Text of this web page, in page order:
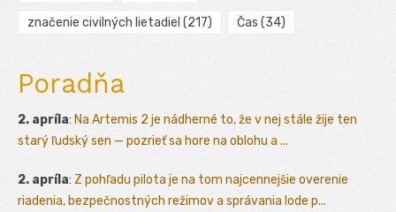
značenie civilných lietadiel (217) Čas (34)
Poradňa
2. apríla: Na Artemis 2 je nádherné to, že v nej stále žije ten
starý ľudský sen — pozrieť sa hore na oblohu a ...
2. apríla: Z pohľadu pilota je na tom najcennejšie overenie
riadenia, bezpečnostných režimov a správania lode p...